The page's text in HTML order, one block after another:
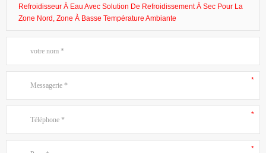
Refroidisseur À Eau Avec Solution De Refroidissement À Sec Pour La
Zone Nord, Zone À Basse Température Ambiante